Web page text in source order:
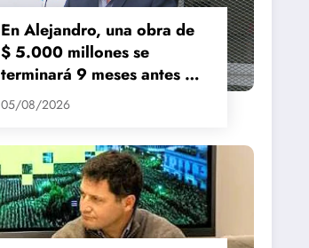
En Alejandro, una obra de
$ 5.000 millones se
terminará 9 meses antes de
lo previsto
05/08/2026